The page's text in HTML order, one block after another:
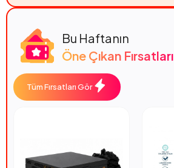
Bu Haftanın
Öne Çıkan Fırsatları
Tüm Fırsatları Gör